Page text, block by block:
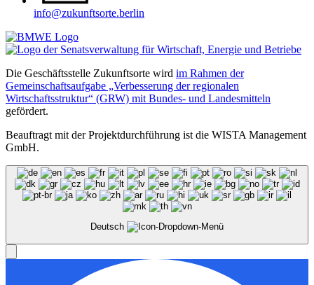
info@zukunftsorte.berlin
Die Geschäftsstelle Zukunftsorte wird im Rahmen der
Gemeinschaftsaufgabe „Verbesserung der regionalen
Wirtschaftsstruktur“ (GRW) mit Bundes- und Landesmitteln
gefördert.
Beauftragt mit der Projektdurchführung ist die WISTA Management
GmbH.
Deutsch